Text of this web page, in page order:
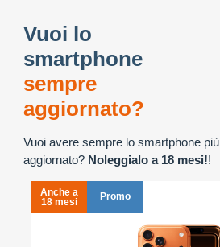
Vuoi lo
smartphone
sempre
aggiornato?
Vuoi avere sempre lo smartphone più
aggiornato? Noleggialo a 18 mesi!!
Anche a
18 mesi
Promo